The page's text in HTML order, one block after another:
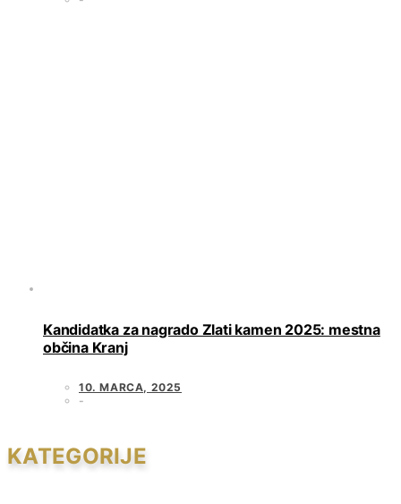
Kandidatka za nagrado Zlati kamen 2025: mestna
občina Kranj
10. MARCA, 2025
KATEGORIJE